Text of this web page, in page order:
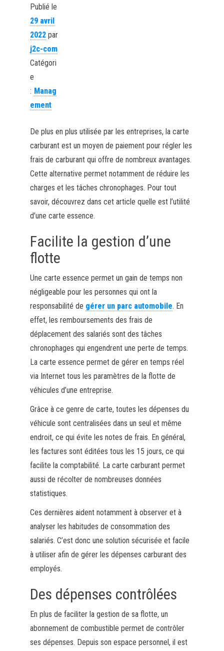
Publié le
29 avril
2022par
j2c-com
Catégori
e
: Manag
ement
De plus en plus utilisée par les entreprises, la carte
carburant est un moyen de paiement pour régler les
frais de carburant qui offre de nombreux avantages.
Cette alternative permet notamment de réduire les
charges et les tâches chronophages. Pour tout
savoir, découvrez dans cet article quelle est l’utilité
d’une carte essence.
Facilite la gestion d’une
flotte
Une carte essence permet un gain de temps non
négligeable pour les personnes qui ont la
responsabilité de gérer un parc automobile. En
effet, les remboursements des frais de
déplacement des salariés sont des tâches
chronophages qui engendrent une perte de temps.
La carte essence permet de gérer en temps réel
via Internet tous les paramètres de la flotte de
véhicules d’une entreprise.
Grâce à ce genre de carte, toutes les dépenses du
véhicule sont centralisées dans un seul et même
endroit, ce qui évite les notes de frais. En général,
les factures sont éditées tous les 15 jours, ce qui
facilite la comptabilité. La carte carburant permet
aussi de récolter de nombreuses données
statistiques.
Ces dernières aident notamment à observer et à
analyser les habitudes de consommation des
salariés. C’est donc une solution sécurisée et facile
à utiliser afin de gérer les dépenses carburant des
employés.
Des dépenses contrôlées
En plus de faciliter la gestion de sa flotte, un
abonnement de combustible permet de contrôler
ses dépenses. Depuis son espace personnel, il est